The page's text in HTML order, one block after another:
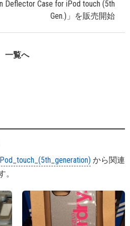
Deflector Case for iPod touch (5th
Gen.)」を販売開始
一覧へ
から関連
。